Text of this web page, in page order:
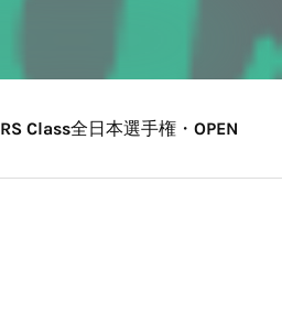
RS Class全日本選手権・OPEN